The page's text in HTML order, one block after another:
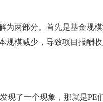
为两部分。首先是基金规
规模减少，导致项目报酬
现了一个现象，那就是PE